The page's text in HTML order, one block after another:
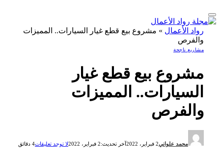
رواد الأعمال» مشروع بيع قطع غيار السيارات.. المميزات
والفرص
مشاريع ناجحة
مشروع بيع قطع غيار
السيارات.. المميزات
والفرص
محمد علواني2 فبراير، 2022 آخر تحديث:2 فبراير، 2022 لا توجد تعليقات4 دقائق